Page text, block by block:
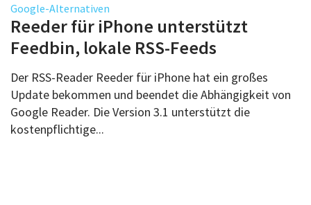
Google-Alternativen
Reeder für iPhone unterstützt
Feedbin, lokale RSS-Feeds
Der RSS-Reader Reeder für iPhone hat ein großes
Update bekommen und beendet die Abhängigkeit von
Google Reader. Die Version 3.1 unterstützt die
kostenpflichtige...